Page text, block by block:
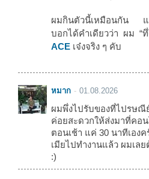
ผมกินตัวนี้เหมือนกัน แ
บอกได้คำเดียวว่า ผม “
ACE เจ๋งจริง ๆ คับ
หมาก 01.08.2026
ผมพึ่งไปรับของที่ไปรษณี
ค่อยสะดวกให้ส่งมาที่คอ
ตอนเช้า แค่ 30 นาทีเอง
เมียไปทำงานแล้ว ผมเล
:)